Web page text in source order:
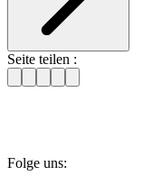
Seite teilen :
Folge uns: